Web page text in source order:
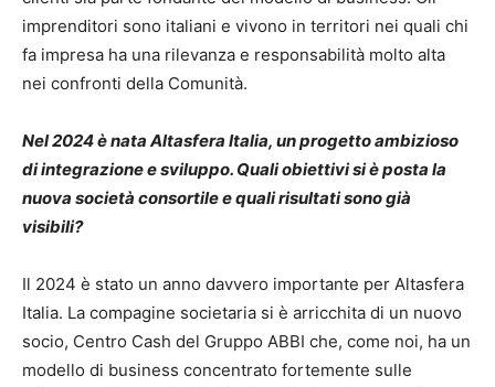
imprenditori sono italiani e vivono in territori nei quali chi
fa impresa ha una rilevanza e responsabilità molto alta
nei confronti della Comunità.
Nel 2024 è nata Altasfera Italia, un progetto ambizioso
di integrazione e sviluppo. Quali obiettivi si è posta la
nuova società consortile e quali risultati sono già
visibili?
Il 2024 è stato un anno davvero importante per Altasfera
Italia. La compagine societaria si è arricchita di un nuovo
socio, Centro Cash del Gruppo ABBI che, come noi, ha un
modello di business concentrato fortemente sulle